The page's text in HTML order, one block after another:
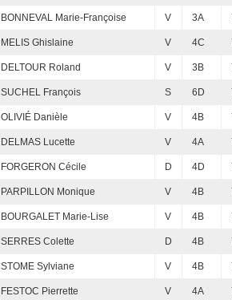
BONNEVAL Marie-Françoise V 3A
MELIS Ghislaine V 4C
DELTOUR Roland V 3B
SUCHEL François S 6D
OLIVIÉ Danièle V 4B
DELMAS Lucette V 4A
FORGERON Cécile D 4D
PARPILLON Monique V 4B
BOURGALET Marie-Lise V 4B
SERRES Colette D 4B
STOME Sylviane V 4B
FESTOC Pierrette V 4A